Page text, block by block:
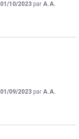
01/10/2023 par A.A.
01/09/2023 par A.A.